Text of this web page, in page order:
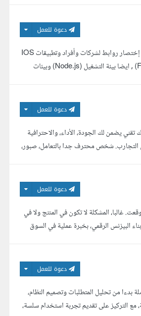
دعوة للعمل
مبرمج ومطور مواقع (لارافيل,ولغات برمجية عديدة , وأنظمة أخرى متقدمة) منها مواقع تعليم عن بعد ,متاجر , حجز, إختصار روابط لشركات وأفراد وتطبيقات IOS
(Swift,Objective-C)أو أندرويد ناتيف (Java,Kotlin) أو هايبرد (Flutter,Cordova,Ionic,Dart,React Native) , ايضا بيئة التشغيل (Node.js) وبيئات
دعوة للعمل
شريك تقني يضمن لك الجودة، الأداء، والاحترافية
التجارب. شخص محترف جدا بالتعامل، صبور،
دعوة للعمل
غالبا، المشكلة لا تكون في المنتج ولا في
البيزنس الرقمي، بخبرة عملية في السوق
دعوة للعمل
من تحليل المتطلبات وتصميم النظام،
التركيز على تقديم تجربة استخدام سلسة،